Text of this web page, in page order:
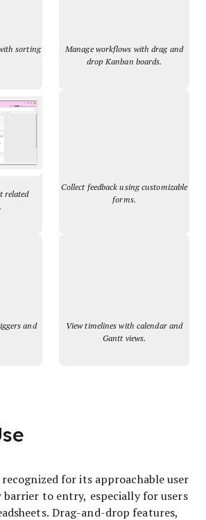
sorting
Manage workflows with drag and
drop Kanban boards.
related
Collect feedback using customizable
forms.
and
View timelines with calendar and
Gantt views.
for its approachable user
to entry, especially for users
Drag-and-drop features,